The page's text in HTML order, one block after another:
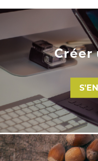
Créer